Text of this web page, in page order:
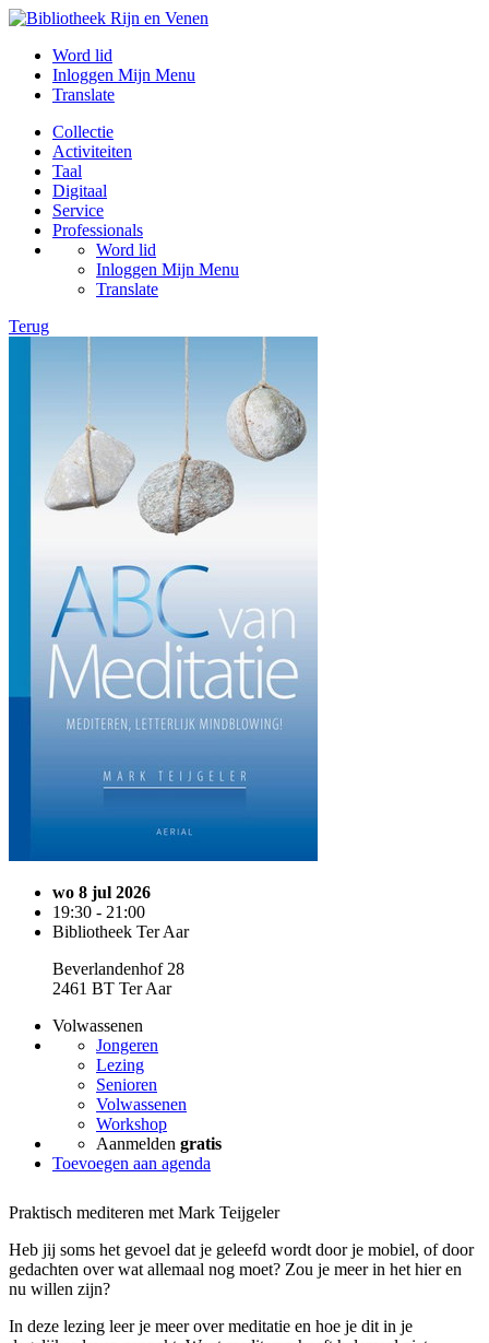
Word lid
Inloggen Mijn Menu
Translate
Collectie
Activiteiten
Taal
Digitaal
Service
Professionals
Word lid
Inloggen Mijn Menu
Translate
Terug
wo 8 jul 2026
19:30 - 21:00
Bibliotheek Ter Aar
Beverlandenhof 28
2461 BT Ter Aar
Volwassenen
Jongeren
Lezing
Senioren
Volwassenen
Workshop
Aanmelden gratis
Toevoegen aan agenda
Praktisch mediteren met Mark Teijgeler
Heb jij soms het gevoel dat je geleefd wordt door je mobiel, of door
gedachten over wat allemaal nog moet? Zou je meer in het hier en
nu willen zijn?
In deze lezing leer je meer over meditatie en hoe je dit in je